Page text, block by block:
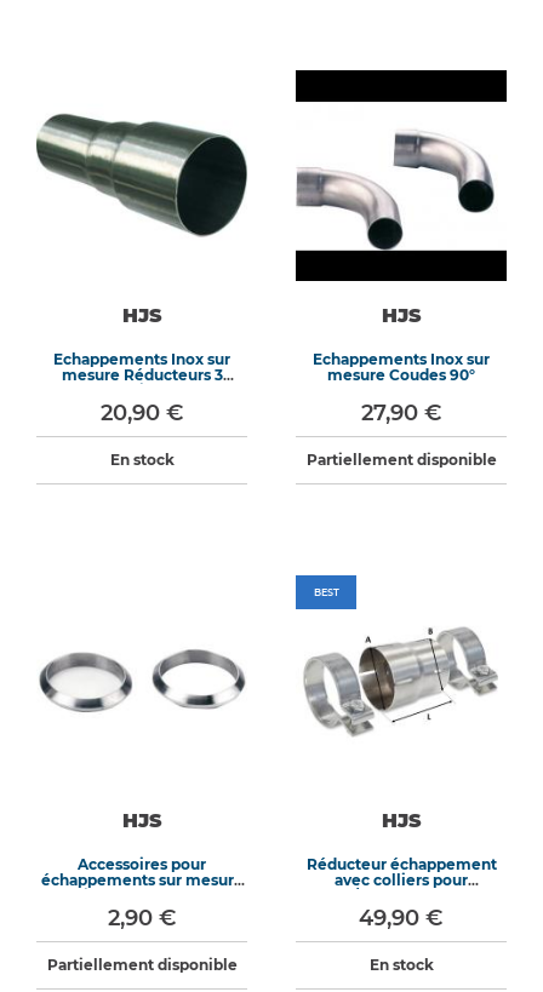
HJS
Echappements Inox sur
mesure Réducteurs 3
20,90 €
En stock
HJS
Echappements Inox sur
mesure Coudes 90°
27,90 €
Partiellement disponible
HJS
Accessoires pour
échappements sur mesure
2,90 €
Partiellement disponible
BEST
HJS
Réducteur échappement
avec colliers pour
90mm
49,90 €
En stock